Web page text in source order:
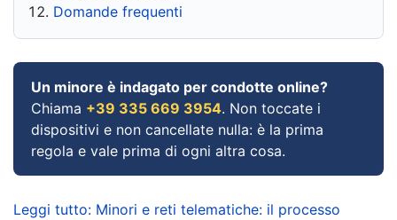
Domande frequenti
Un minore è indagato per condotte online?
Chiama +39 335 669 3954. Non toccate i
dispositivi e non cancellate nulla: è la prima
regola e vale prima di ogni altra cosa.
Leggi tutto: Minori e reti telematiche: il processo